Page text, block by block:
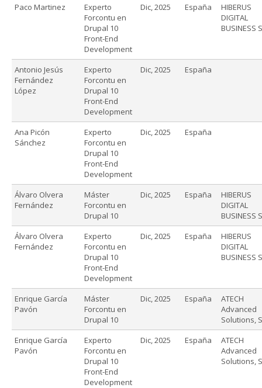
Paco Martinez
Experto
Forcontu en
Drupal 10
Front-End
Development
Dic, 2025 España
HIBERUS
DIGITAL
BUSINESS
Antonio Jesús
Fernández
López
Experto
Forcontu en
Drupal 10
Front-End
Development
Dic, 2025 España
Ana Picón
Sánchez
Experto
Forcontu en
Drupal 10
Front-End
Development
Dic, 2025 España
Álvaro Olvera
Fernández
Máster
Forcontu en
Drupal 10
Dic, 2025 España
HIBERUS
DIGITAL
BUSINESS
Álvaro Olvera
Fernández
Experto
Forcontu en
Drupal 10
Front-End
Development
Dic, 2025 España
HIBERUS
DIGITAL
BUSINESS
Enrique García
Pavón
Máster
Forcontu en
Drupal 10
Dic, 2025 España
ATECH
Advanced
Solutions,
Enrique García
Pavón
Experto
Forcontu en
Drupal 10
Front-End
Development
Dic, 2025 España
ATECH
Advanced
Solutions,